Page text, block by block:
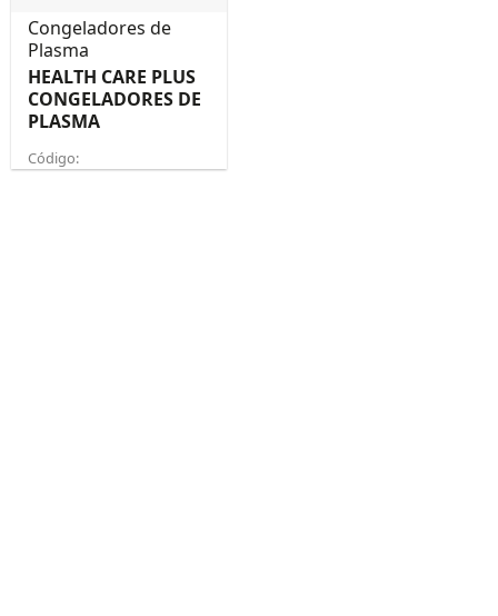
Congeladores de
Plasma
HEALTH CARE PLUS
CONGELADORES DE
PLASMA
Código: